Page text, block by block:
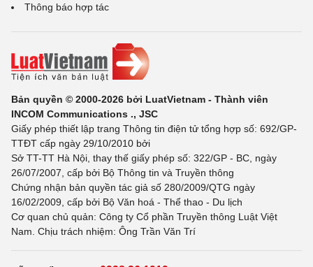
Thông báo hợp tác
Bản quyền © 2000-2026 bởi LuatVietnam - Thành viên
INCOM Communications ., JSC
Giấy phép thiết lập trang Thông tin điện tử tổng hợp số: 692/GP-
TTĐT cấp ngày 29/10/2010 bởi
Sở TT-TT Hà Nội, thay thế giấy phép số: 322/GP - BC, ngày
26/07/2007, cấp bởi Bộ Thông tin và Truyền thông
Chứng nhận bản quyền tác giả số 280/2009/QTG ngày
16/02/2009, cấp bởi Bộ Văn hoá - Thể thao - Du lịch
Cơ quan chủ quản: Công ty Cổ phần Truyền thông Luật Việt
Nam. Chịu trách nhiệm: Ông Trần Văn Trí